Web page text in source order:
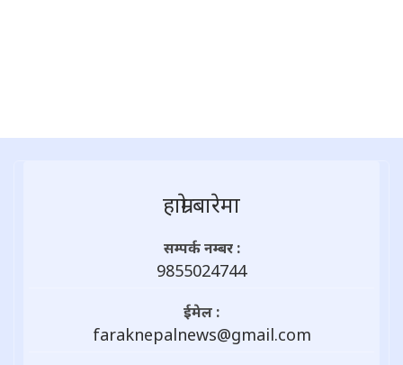
हाम्राे बारेमा
सम्पर्क नम्बर :
9855024744
ईमेल :
faraknepalnews@gmail.com